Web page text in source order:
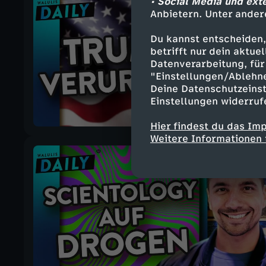
Anbietern. Unter
Du kannst
betrifft nur dein
Datenverarbeitung,
"Einstellungen/
Deine
Einstellungen
Hier findest du das
Weitere